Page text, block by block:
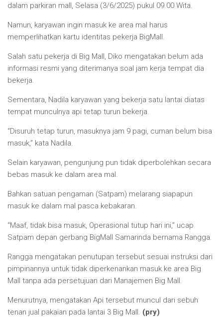
dalam parkiran mall, Selasa (3/6/2025) pukul 09.00 Wita.
Namun, karyawan ingin masuk ke area mal harus
memperlihatkan kartu identitas pekerja BigMall.
Salah satu pekerja di Big Mall, Diko mengatakan belum ada
informasi resmi yang diterimanya soal jam kerja tempat dia
bekerja.
Sementara, Nadila karyawan yang bekerja satu lantai diatas
tempat munculnya api tetap turun bekerja.
“Disuruh tetap turun, masuknya jam 9 pagi, cuman belum bisa
masuk,” kata Nadila.
Selain karyawan, pengunjung pun tidak diperbolehkan secara
bebas masuk ke dalam area mal.
Bahkan satuan pengaman (Satpam) melarang siapapun
masuk ke dalam mal pasca kebakaran.
“Maaf, tidak bisa masuk, Operasional tutup hari ini,” ucap
Satpam depan gerbang BigMall Samarinda bernama Rangga.
Rangga mengatakan penutupan tersebut sesuai instruksi dari
pimpinannya untuk tidak diperkenankan masuk ke area Big
Mall tanpa ada persetujuan dari Manajemen Big Mall.
Menurutnya, mengatakan Api tersebut muncul dari sebuh
tenan jual pakaian pada lantai 3 Big Mall. (pry)